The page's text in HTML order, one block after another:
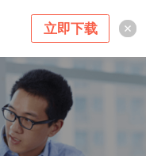
立即下载